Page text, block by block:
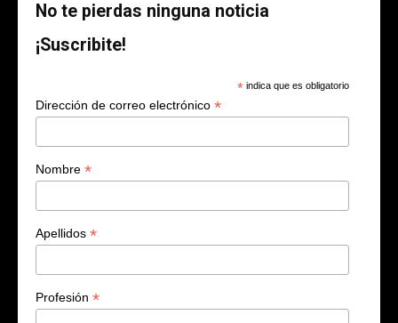
No te pierdas ninguna noticia
¡Suscribite!
* indica que es obligatorio
Dirección de correo electrónico *
Nombre *
Apellidos *
Profesión *